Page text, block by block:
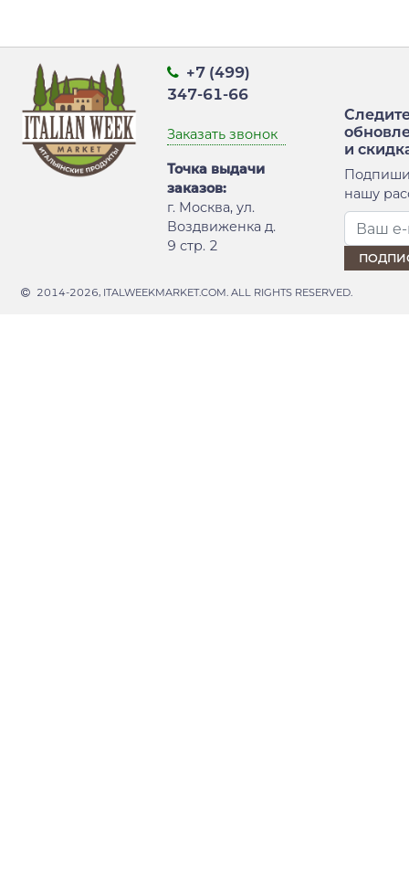
+7 (499)
347-61-66
Заказать звонок
Точка выдачи
заказов:
г. Москва, ул.
Воздвиженка д.
9 стр. 2
и
нашу
2014-2026, ITALWEEKMARKET.COM. ALL RIGHTS RESERVED.